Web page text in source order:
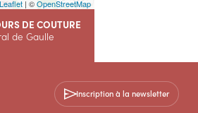
Leaflet | ©OpenStreetMap
DE COUTURE
de Gaulle
Inscription à la newsletter